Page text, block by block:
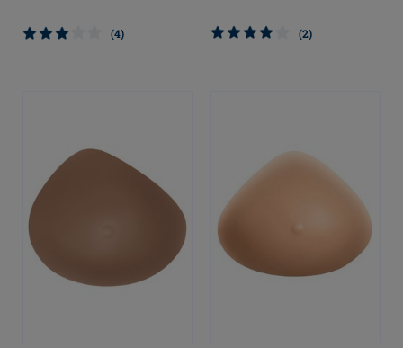
(4) (2)